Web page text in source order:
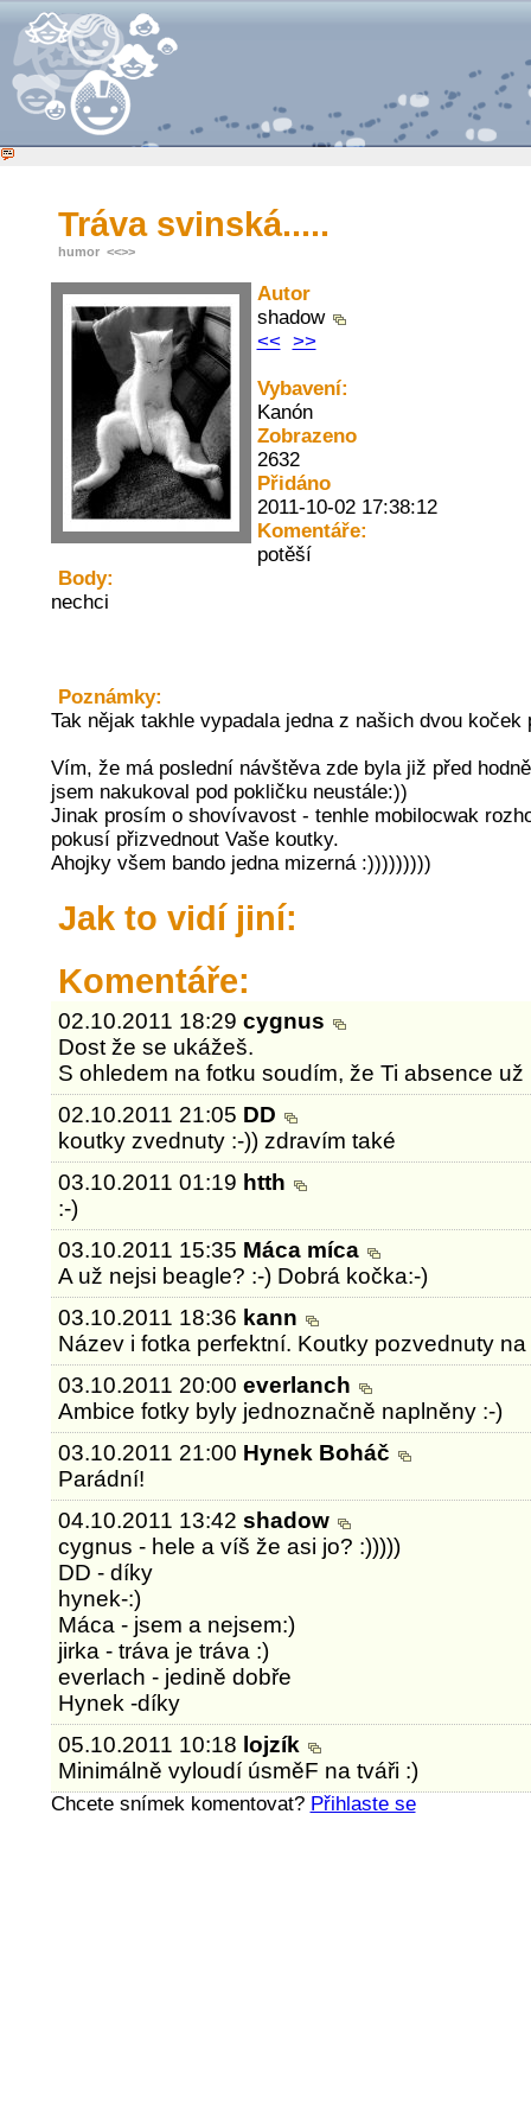
Tráva svinská.....
humor <<>>
Autor
shadow
<< >>
Vybavení:
Kanón
Zobrazeno
2632
Přidáno
2011-10-02 17:38:12
Komentáře:
potěší
Body:
nechci
Poznámky:
Tak nějak takhle vypadala jedna z našich dvou koček
Vím, že má poslední návštěva zde byla již před
jsem nakukoval pod pokličku neustále:))
Jinak prosím o shovívavost - tenhle mobilocwak
pokusí přizvednout Vaše koutky.
Ahojky všem bando jedna mizerná :)))))))))
Jak to vidí jiní:
Komentáře:
02.10.2011 18:29cygnus
Dost že se ukážeš.
S ohledem na fotku soudím, že Ti absence
02.10.2011 21:05 DD
koutky zvednuty :-)) zdravím také
03.10.2011 01:19 htth
:-)
03.10.2011 15:35 Máca míca
A už nejsi beagle? :-) Dobrá kočka:-)
03.10.2011 18:36 kann
Název i fotka perfektní. Koutky pozvednuty
03.10.2011 20:00everlanch
Ambice fotky byly jednoznačně naplněny :-)
03.10.2011 21:00 Hynek Boháč
Parádní!
04.10.2011 13:42shadow
cygnus - hele a víš že asi jo? :)))))
DD - díky
hynek-:)
Máca - jsem a nejsem:)
jirka - tráva je tráva :)
everlach - jedině dobře
Hynek -díky
05.10.2011 10:18 lojzík
Minimálně vyloudí úsměF na tváři :)
Chcete snímek komentovat? Přihlaste se